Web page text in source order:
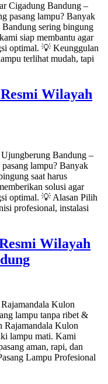
Cigadung Bandung –
pasang lampu? Banyak
sering bingung
siap membantu agar
optimal. 💡 Keunggulan
terlihat mudah, tapi
Wilayah
Bandung –
lampu? Banyak
saat harus
solusi agar
optimal. 💡 Alasan Pilih
profesional, instalasi
Wilayah
Kulon
lampu tanpa ribet &
Rajamandala Kulon
lampu mati. Kami
aman, rapi, dan
Lampu Profesional